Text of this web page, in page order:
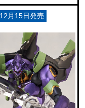
月15日発売